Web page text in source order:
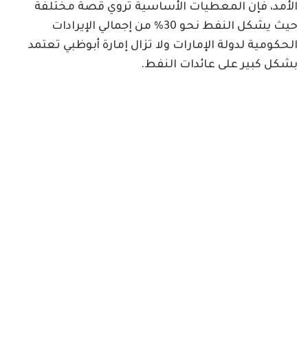
الأمد، فإن المعطيات الأساسية تروي قصة مختلفة
حيث يشكل النفط نحو 30% من إجمالي الإيرادات
الحكومية لدولة الإمارات ولا تزال إمارة أبوظبي تعتمد
بشكل كبير على عائدات النفط.